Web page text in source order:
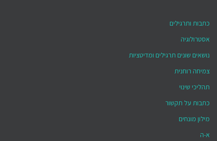
כתבות ותרגילים
אסטרולוגיה
נושאים שונים תרגילים ומדיטציות
צמיחה רוחנית
תהליכי שינוי
כתבות על תקשור
מילון מונחים
א-ה